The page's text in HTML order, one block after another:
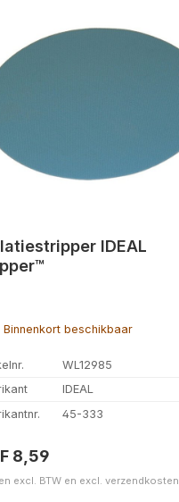
IDEAL
Binnenkort beschikbaar
WL12985
IDEAL
45-333
prijs:
8,59
excl. BTW en excl. verzendkosten